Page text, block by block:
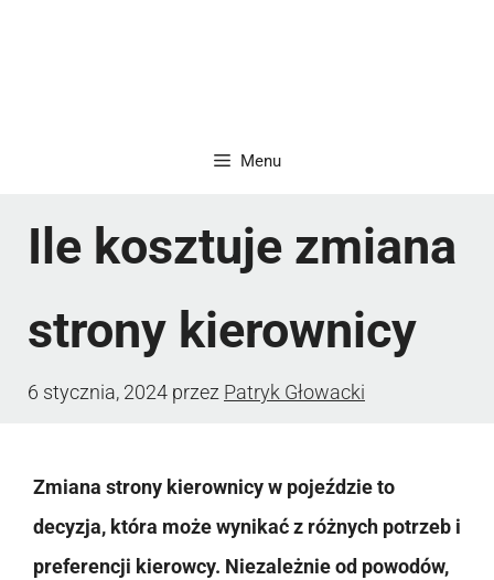
Menu
Ile kosztuje zmiana
strony kierownicy
6 stycznia, 2024 przez Patryk Głowacki
Zmiana strony kierownicy w pojeździe to
decyzja, która może wynikać z różnych potrzeb i
preferencji kierowcy. Niezależnie od powodów,